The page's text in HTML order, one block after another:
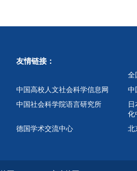
友情链接：
全
中国高校人文社会科学信息网
中
中国社会科学院语言研究所
化
德国学术交流中心
北